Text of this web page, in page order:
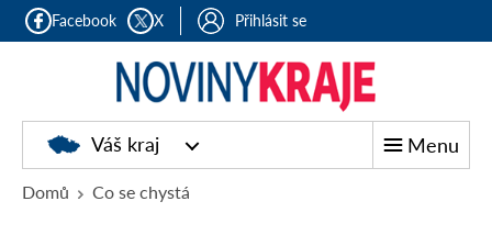
Facebook X Přihlásit se
Noviny
kraje
Váš kraj Menu
Domů Co se chystá